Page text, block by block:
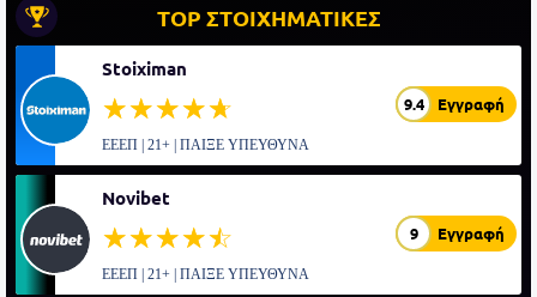
TOP ΣΤΟΙΧΗΜΑΤΙΚΕΣ
Stoiximan
☆☆☆☆☆
★★★★★ 9.4 Εγγραφή
ΕΕΕΠ | 21+ | ΠΑΙΞΕ ΥΠΕΥΘΥΝΑ
Novibet
☆☆☆☆☆
★★★★★ 9 Εγγραφή
ΕΕΕΠ | 21+ | ΠΑΙΞΕ ΥΠΕΥΘΥΝΑ